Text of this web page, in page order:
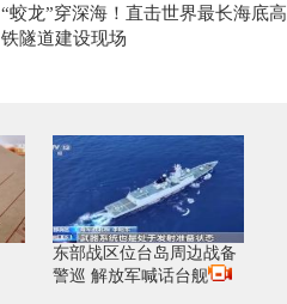
“蛟龙”穿深海！直击世界最长海底高
铁隧道建设现场
东部战区位台岛周边战备
警巡 解放军喊话台舰